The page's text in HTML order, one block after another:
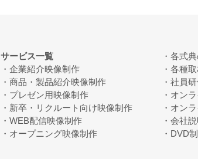
サービス一覧
企業紹介映像制作
商品・製品紹介映像制作
プレゼン用映像制作
新卒・リクルート向け映像制作
WEB配信映像制作
オープニング映像制作
各式
各種
社員
オン
オン
会社
DVD